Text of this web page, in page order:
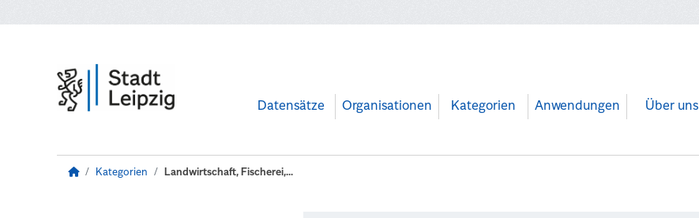
Datensätze Organisationen Kategorien Anwendungen Über uns
Kategorien Landwirtschaft, Fischerei,...